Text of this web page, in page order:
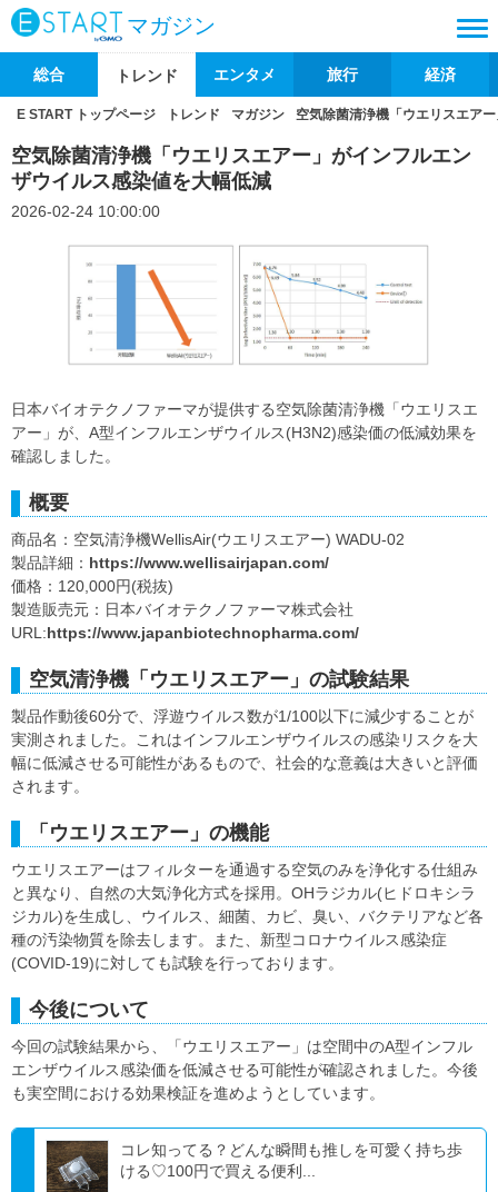
マガジン
総合 トレンド エンタメ 旅行 経済
E START トップページ トレンド マガジン 空気除菌清浄機「ウエリスエア
空気除菌清浄機「ウエリスエアー」がインフルエン
ザウイルス感染値を大幅低減
2026-02-24 10:00:00
日本バイオテクノファーマが提供する空気除菌清浄機「ウエリスエ
アー」が、A型インフルエンザウイルス(H3N2)感染価の低減効果を
確認しました。
概要
商品名：空気清浄機WellisAir(ウエリスエアー) WADU-02
製品詳細： https://www.wellisairjapan.com/
価格：120,000円(税抜)
製造販売元：日本バイオテクノファーマ株式会社
URL:https://www.japanbiotechnopharma.com/
空気清浄機「ウエリスエアー」の試験結果
製品作動後60分で、浮遊ウイルス数が1/100以下に減少することが
実測されました。これはインフルエンザウイルスの感染リスクを大
幅に低減させる可能性があるもので、社会的な意義は大きいと評価
されます。
「ウエリスエアー」の機能
ウエリスエアーはフィルターを通過する空気のみを浄化する仕組み
と異なり、自然の大気浄化方式を採用。OHラジカル(ヒドロキシラ
ジカル)を生成し、ウイルス、細菌、カビ、臭い、バクテリアなど各
種の汚染物質を除去します。また、新型コロナウイルス感染症
(COVID-19)に対しても試験を行っております。
今後について
今回の試験結果から、「ウエリスエアー」は空間中のA型インフル
エンザウイルス感染価を低減させる可能性が確認されました。今後
も実空間における効果検証を進めようとしています。
コレ知ってる？どんな瞬間も推しを可愛く持ち歩
ける♡100円で買える便利...